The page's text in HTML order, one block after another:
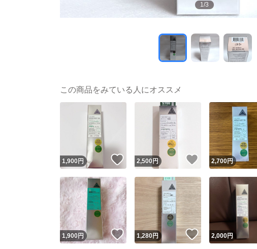
1/3
この商品をみている人にオススメ
1,900 円 いいね！
2,500円 いいね！
2,700円
1,900円 いいね！
1,280円 いいね！
2,000円